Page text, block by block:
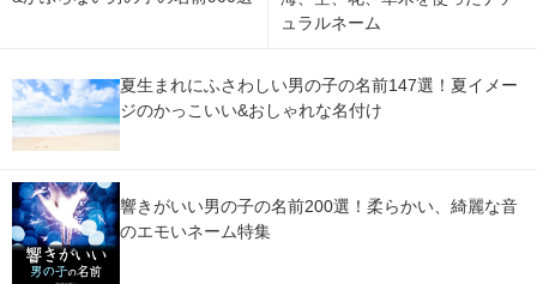
ュラルネーム
夏生まれにふさわしい男の子の名前147選！夏イメー
ジのかっこいい&おしゃれな名付け
響きがいい男の子の名前200選！柔らかい、綺麗な音
のエモいネーム特集